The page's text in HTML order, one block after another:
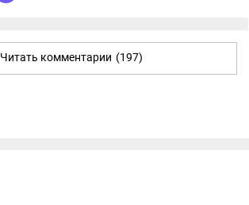
Читать комментарии (197)